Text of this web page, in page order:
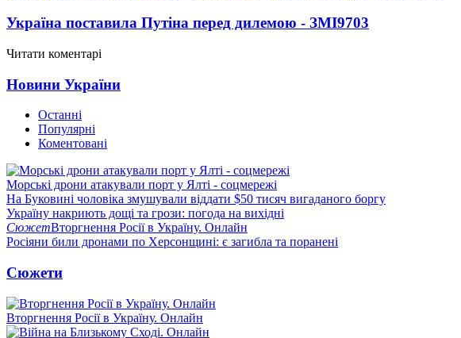
Україна поставила Путіна перед дилемою - ЗМІ9703
Читати коментарі
Новини України
Останні
Популярні
Коментовані
Морські дрони атакували порт у Ялті - соцмережі
На Буковині чоловіка змушували віддати $50 тисяч вигаданого боргу
Україну накриють дощі та грози: погода на вихідні
СюжетВторгнення Росії в Україну. Онлайн
Росіяни били дронами по Херсонщині: є загибла та поранені
Сюжети
Вторгнення Росії в Україну. Онлайн